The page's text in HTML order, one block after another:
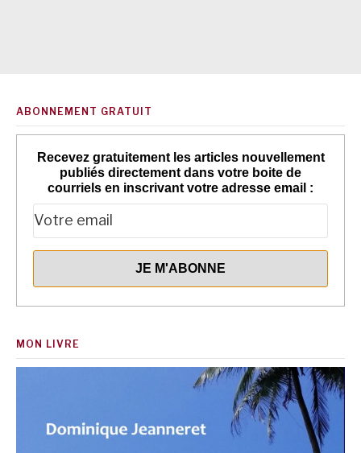
ABONNEMENT GRATUIT
Recevez gratuitement les articles nouvellement
publiés directement dans votre boite de
courriels en inscrivant votre adresse email :
MON LIVRE